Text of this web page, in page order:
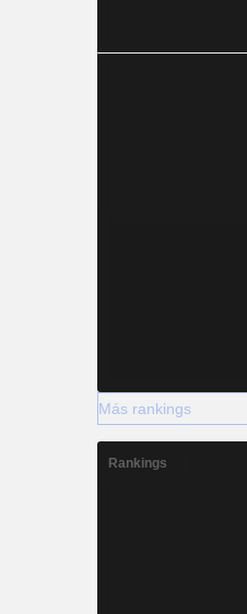
Más rankings
Rankings